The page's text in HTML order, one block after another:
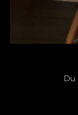
Du